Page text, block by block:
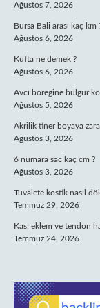
Ağustos 7, 2026
Bursa Bali arası kaç km
Ağustos 6, 2026
Kufta ne demek ?
Ağustos 6, 2026
Avcı böreğine bulgur
Ağustos 5, 2026
Akrilik tiner boyaya
Ağustos 3, 2026
6 numara sac kaç cm ?
Ağustos 3, 2026
Tuvalete kostik nasıl
Temmuz 29, 2026
Kas, eklem ve tendon
Temmuz 24, 2026